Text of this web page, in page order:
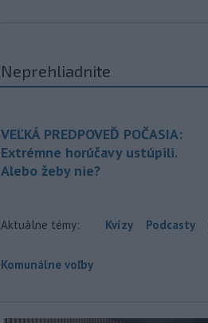
Neprehliadnite
VEĽKÁ PREDPOVEĎ POČASIA:
Extrémne horúčavy ustúpili.
Alebo žeby nie?
Aktuálne témy: Kvízy Podcasty
Komunálne voľby